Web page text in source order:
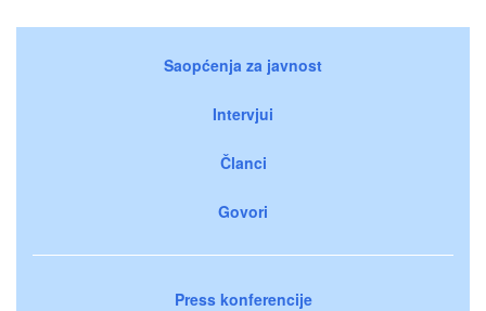
Saopćenja za javnost
Intervjui
Članci
Govori
Press konferencije